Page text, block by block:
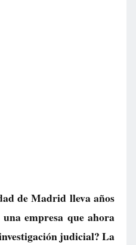
de Madrid lleva años
empresa que ahora
judicial? La